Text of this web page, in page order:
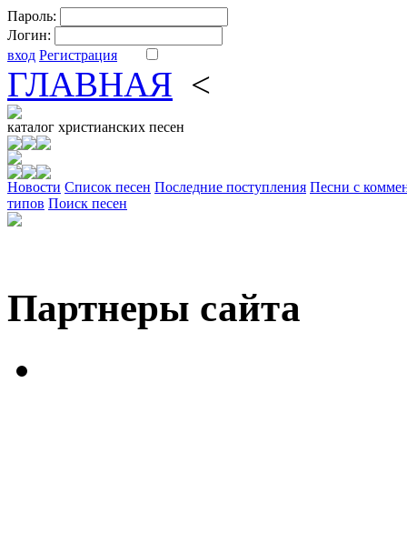
Пароль:
Логин:
вход Регистрация
ГЛАВНАЯ <
каталог христианских песен
Новости Cписок песен Последние поступления Песни с
типов Поиск песен
Партнеры сайта